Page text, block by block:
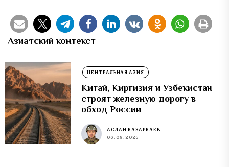
Азиатский контекст
ЦЕНТРАЛЬНАЯ АЗИЯ
Китай, Киргизия и Узбекистан
строят железную дорогу в
обход России
АСЛАН БАЗАРБАЕВ
06.08.2026